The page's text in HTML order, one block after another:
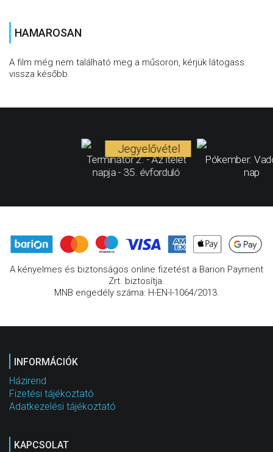
HAMAROSAN
A film még nem található meg a műsoron, kérjük látogass
vissza később.
Terminátor 2. - Az ítélet
napja - 35. évforduló
Jegyelővétel
Pókember:
nap
A kényelmes és biztonságos online fizetést a Barion Payment
Zrt. biztosítja.
MNB engedély száma: H-EN-I-1064/2013.
INFORMÁCIÓK
Házirend
Fizetési tájékoztató
Adatkezelési tájékoztató
KAPCSOLAT